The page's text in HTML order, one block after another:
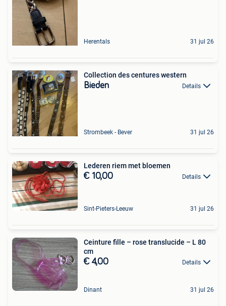
Herentals 31 jul 26
Collection des centures western
Bieden Details
Strombeek - Bever 31 jul 26
Lederen riem met bloemen
€ 10,00 Details
Sint-Pieters-Leeuw 31 jul 26
Ceinture fille – rose translucide – L 80
cm
€ 4,00 Details
Dinant 31 jul 26